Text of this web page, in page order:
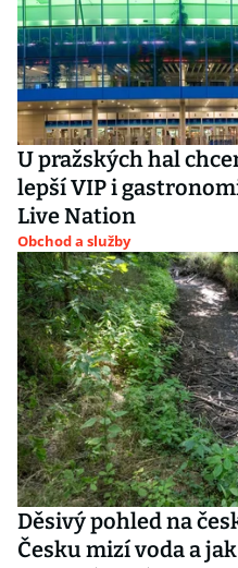
U pražských hal
lepší VIP i
Live Nation
Obchod a služby
Děsivý pohled na
Česku mizí voda a